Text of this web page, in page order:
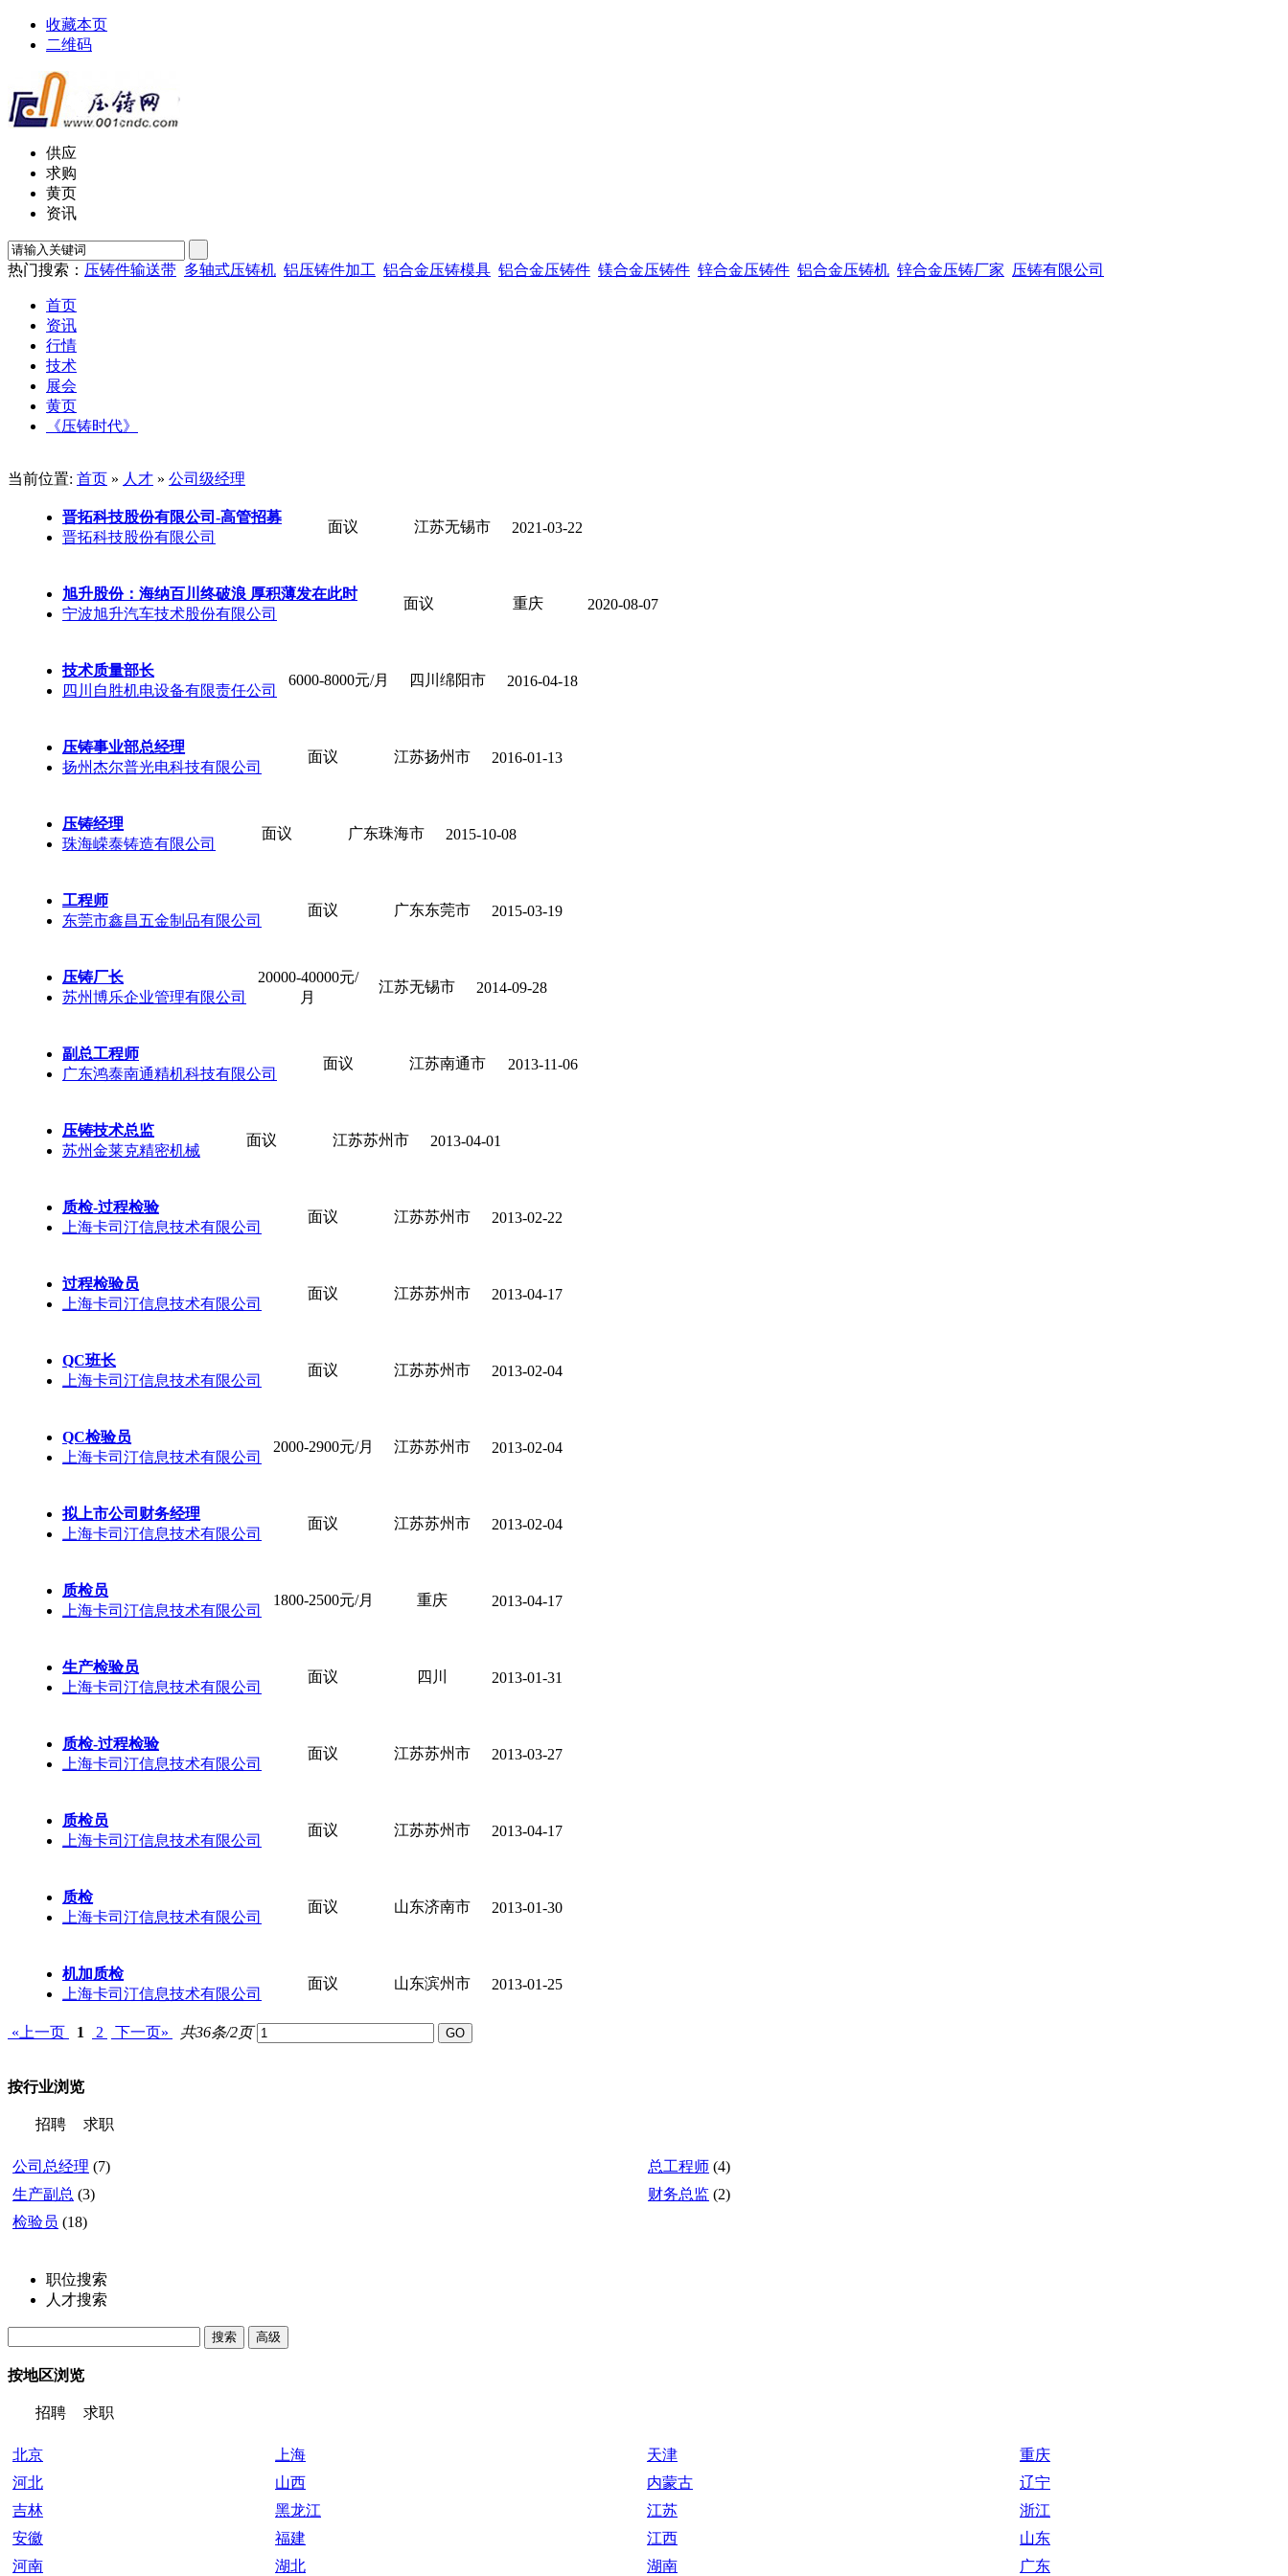
收藏本页
二维码
供应
求购
黄页
资讯
热门搜索： 压铸件输送带 多轴式压铸机 铝压铸件加工 铝合金压铸模具 铝合金压铸件 镁合金压铸件 锌合金压铸件 铝合金压铸机 锌合金压铸厂家 压铸有限公司
首页
资讯
行情
技术
展会
黄页
《压铸时代》
当前位置: 首页 » 人才 » 公司级经理
晋拓科技股份有限公司-高管招募
晋拓科技股份有限公司
面议 江苏无锡市 2021-03-22
旭升股份：海纳百川终破浪 厚积薄发在此时
宁波旭升汽车技术股份有限公司
面议 重庆 2020-08-07
技术质量部长
四川自胜机电设备有限责任公司
6000-8000元/月 四川绵阳市 2016-04-18
压铸事业部总经理
扬州杰尔普光电科技有限公司
面议 江苏扬州市 2016-01-13
压铸经理
珠海嵘泰铸造有限公司
面议 广东珠海市 2015-10-08
工程师
东莞市鑫昌五金制品有限公司
面议 广东东莞市 2015-03-19
压铸厂长
苏州博乐企业管理有限公司
20000-40000元/
月
江苏无锡市 2014-09-28
副总工程师
广东鸿泰南通精机科技有限公司
面议 江苏南通市 2013-11-06
压铸技术总监
苏州金莱克精密机械
面议 江苏苏州市 2013-04-01
质检-过程检验
上海卡司汀信息技术有限公司
面议 江苏苏州市 2013-02-22
过程检验员
上海卡司汀信息技术有限公司
面议 江苏苏州市 2013-04-17
QC班长
上海卡司汀信息技术有限公司
面议 江苏苏州市 2013-02-04
QC检验员
上海卡司汀信息技术有限公司
2000-2900元/月 江苏苏州市 2013-02-04
拟上市公司财务经理
上海卡司汀信息技术有限公司
面议 江苏苏州市 2013-02-04
质检员
上海卡司汀信息技术有限公司
1800-2500元/月 重庆 2013-04-17
生产检验员
上海卡司汀信息技术有限公司
面议 四川 2013-01-31
质检-过程检验
上海卡司汀信息技术有限公司
面议 江苏苏州市 2013-03-27
质检员
上海卡司汀信息技术有限公司
面议 江苏苏州市 2013-04-17
质检
上海卡司汀信息技术有限公司
面议 山东济南市 2013-01-30
机加质检
上海卡司汀信息技术有限公司
面议 山东滨州市 2013-01-25
«上一页 1 2 下一页» 共36条/2页
按行业浏览
招聘 求职
公司总经理 (7) 总工程师 (4)
生产副总 (3) 财务总监 (2)
检验员 (18)
职位搜索
人才搜索
按地区浏览
招聘 求职
北京 上海 天津
重庆
河北
山西 内蒙古
辽宁
吉林
黑龙江 江苏
浙江
安徽
福建 江西
山东
河南
湖北 湖南 广东